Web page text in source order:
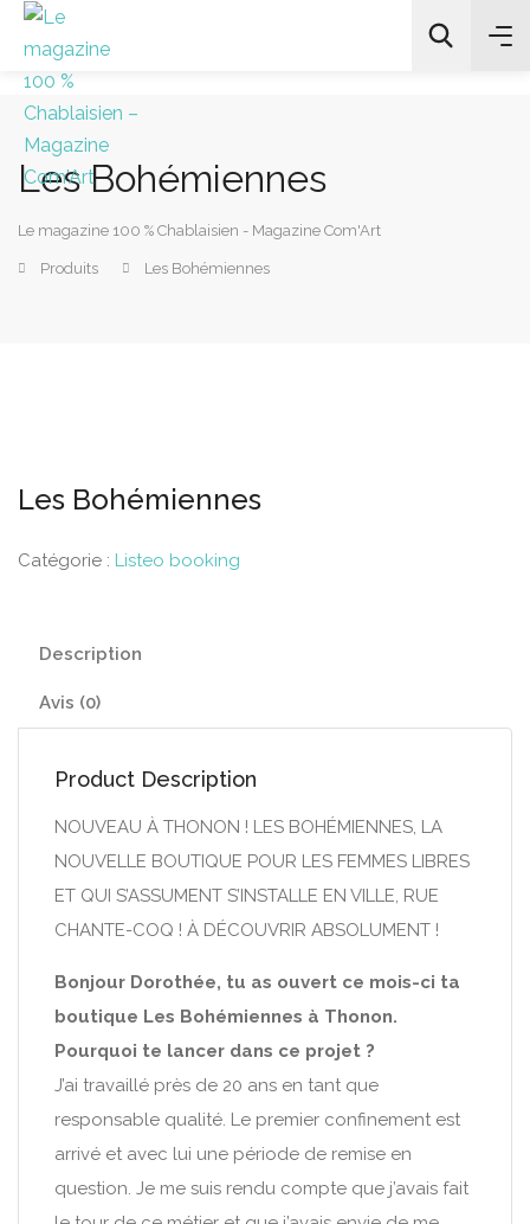
All Categories
Les Bohémiennes
Le magazine 100 % Chablaisien - Magazine Com'Art
Produits Les Bohémiennes
Les Bohémiennes
Catégorie : Listeo booking
Description
Avis (0)
Product Description
NOUVEAU À THONON ! LES BOHÉMIENNES, LA
NOUVELLE BOUTIQUE POUR LES FEMMES LIBRES
ET QUI S’ASSUMENT S’INSTALLE EN VILLE, RUE
CHANTE-COQ ! À DÉCOUVRIR ABSOLUMENT !
Bonjour Dorothée, tu as ouvert ce mois-ci ta
boutique Les Bohémiennes à Thonon.
Pourquoi te lancer dans ce projet ?
J’ai travaillé près de 20 ans en tant que
responsable qualité. Le premier confinement est
arrivé et avec lui une période de remise en
question. Je me suis rendu compte que j’avais fait